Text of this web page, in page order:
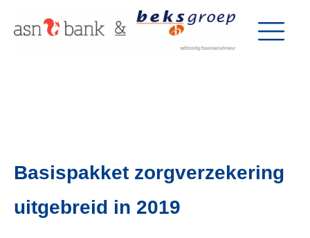
Basispakket zorgverzekering
uitgebreid in 2019